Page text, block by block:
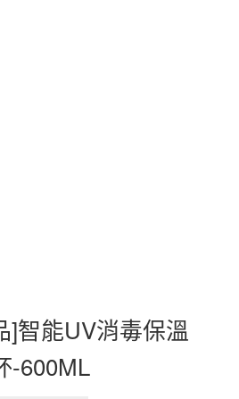
]智能UV消毒保溫
-600ML